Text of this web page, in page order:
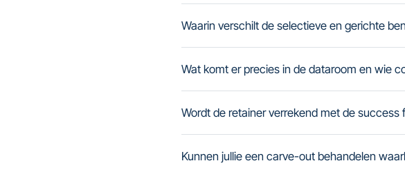
Waarin verschilt de selectieve en gerichte
Wat komt er precies in de dataroom en wie
Wordt de retainer verrekend met de success
Kunnen jullie een carve-out behandelen